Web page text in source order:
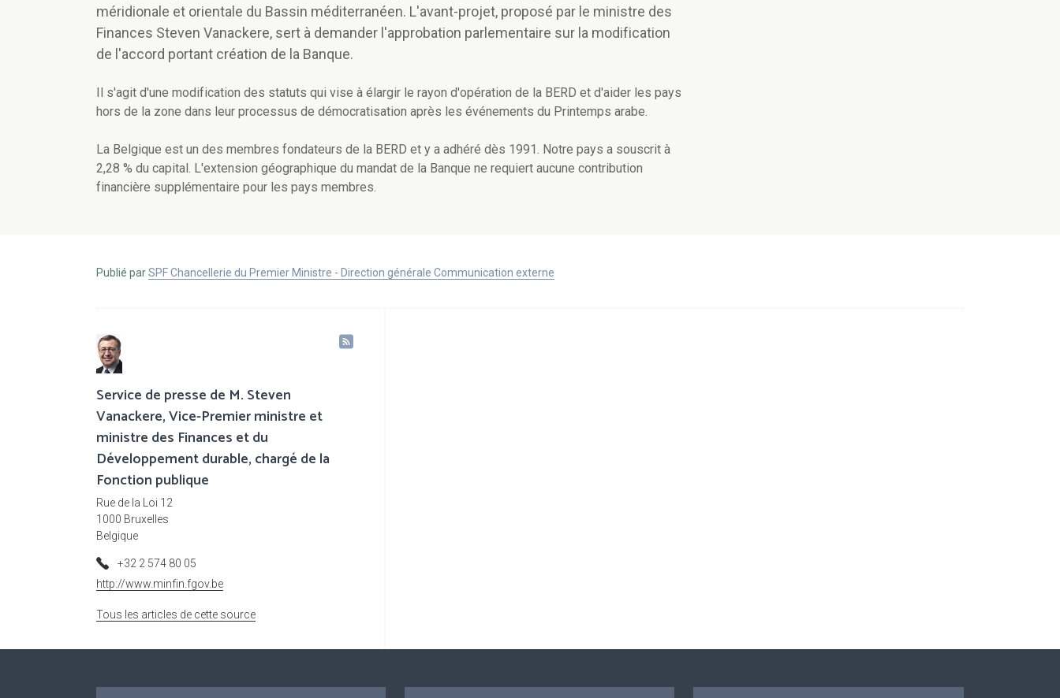
méridionale et orientale du Bassin méditerranéen. L'avant-projet, proposé par le ministre des
Finances Steven Vanackere, sert à demander l'approbation parlementaire sur la modification
de l'accord portant création de la Banque.
Il s'agit d'une modification des statuts qui vise à élargir le rayon d'opération de la BERD et d'aider les pays
hors de la zone dans leur processus de démocratisation après les événements du Printemps arabe.
La Belgique est un des membres fondateurs de la BERD et y a adhéré dès 1991. Notre pays a souscrit à
2,28 % du capital. L'extension géographique du mandat de la Banque ne requiert aucune contribution
financière supplémentaire pour les pays membres.
Publié parSPF Chancellerie du Premier Ministre - Direction générale Communication externe
Service de presse de M. Steven
Vanackere, Vice-Premier ministre et
ministre des Finances et du
Développement durable, chargé de la
Fonction publique
Rue de la Loi 12
1000 Bruxelles
Belgique
+32 2 574 80 05
http://www.minfin.fgov.be
Tous les articles de cette source